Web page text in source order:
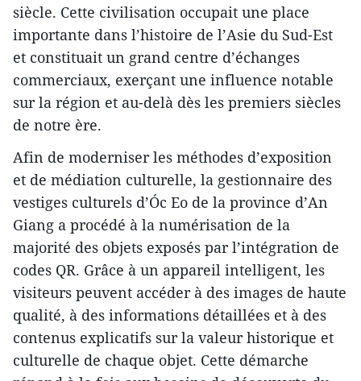
siècle. Cette civilisation occupait une place
importante dans l’histoire de l’Asie du Sud-Est
et constituait un grand centre d’échanges
commerciaux, exerçant une influence notable
sur la région et au-delà dès les premiers siècles
de notre ère.
Afin de moderniser les méthodes d’exposition
et de médiation culturelle, la gestionnaire des
vestiges culturels d’Óc Eo de la province d’An
Giang a procédé à la numérisation de la
majorité des objets exposés par l’intégration de
codes QR. Grâce à un appareil intelligent, les
visiteurs peuvent accéder à des images de haute
qualité, à des informations détaillées et à des
contenus explicatifs sur la valeur historique et
culturelle de chaque objet. Cette démarche